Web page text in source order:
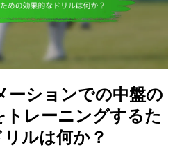
ーションでの中盤の
レーニングするた
ルは何か？